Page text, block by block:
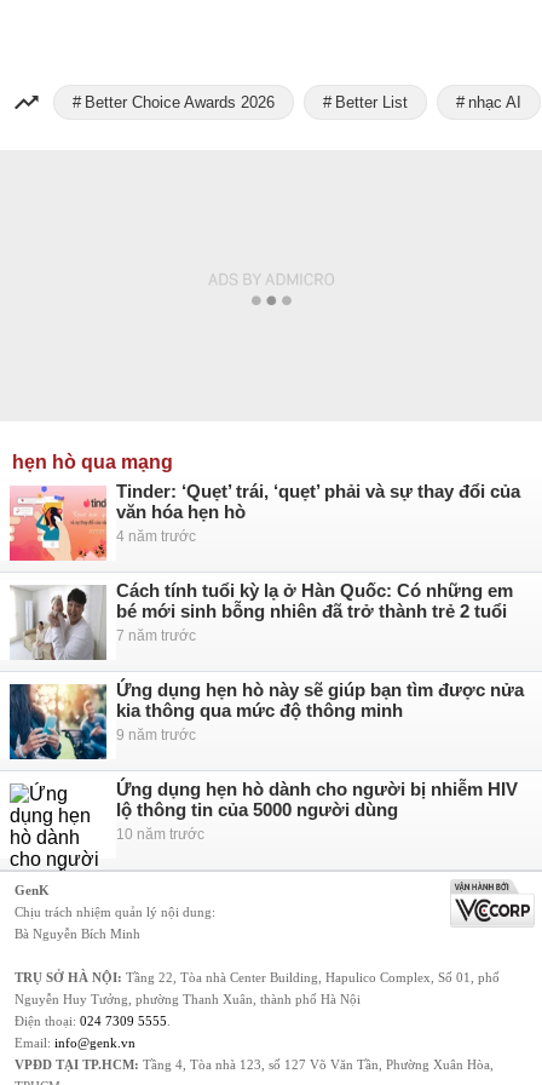
Better Choice Awards 2026 Better List nhạc AI
hẹn hò qua mạng
Tinder: ‘Quẹt’ trái, ‘quẹt’ phải và sự thay đổi của
văn hóa hẹn hò
4 năm trước
Cách tính tuổi kỳ lạ ở Hàn Quốc: Có những em
bé mới sinh bỗng nhiên đã trở thành trẻ 2 tuổi
7 năm trước
Ứng dụng hẹn hò này sẽ giúp bạn tìm được nửa
kia thông qua mức độ thông minh
9 năm trước
Ứng dụng hẹn hò dành cho người bị nhiễm HIV
lộ thông tin của 5000 người dùng
10 năm trước
GenK
Chịu trách nhiệm quản lý nội dung:
Bà Nguyễn Bích Minh
TRỤ SỞ HÀ NỘI: Tầng 22, Tòa nhà Center Building, Hapulico Complex, Số 01, phố
Nguyễn Huy Tưởng, phường Thanh Xuân, thành phố Hà Nội
Điện thoại: 024 7309 5555
Email: info@genk.vn
VPĐD TẠI TP.HCM: Tầng 4, Tòa nhà 123, số 127 Võ Văn Tần, Phường Xuân Hòa,